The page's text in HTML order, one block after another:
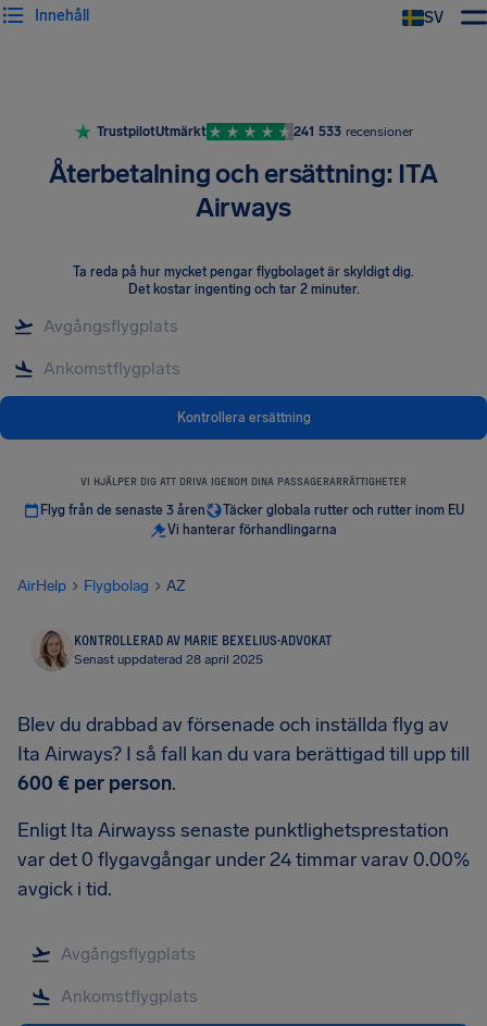
SV
Innehåll
TrustpilotUtmärkt 241 533 recensioner
Återbetalning och ersättning: ITA
Airways
Ta reda på hur mycket pengar flygbolaget är skyldigt dig.
Det kostar ingenting och tar 2 minuter.
Kontrollera ersättning
VI HJÄLPER DIG ATT DRIVA IGENOM DINA PASSAGERARRÄTTIGHETER
Flyg från de senaste 3 åren
Täcker globala rutter och rutter inom EU
Vi hanterar förhandlingarna
AirHelp Flygbolag AZ
KONTROLLERAD AV MARIE BEXELIUS·ADVOKAT
Senast uppdaterad 28 april 2025
Blev du drabbad av försenade och inställda flyg av
Ita Airways? I så fall kan du vara berättigad till upp till
600 € per person.
Enligt Ita Airwayss senaste punktlighetsprestation
var det 0 flygavgångar under 24 timmar varav 0.00%
avgick i tid.